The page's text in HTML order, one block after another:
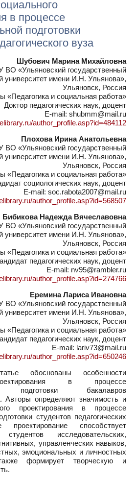
в процессе
подготовки
вуза
Шубович Марина Михайловна
«Ульяновский государственный
университет имени И.Н. Ульянова»,
Ульяновск, Россия
«Педагогика и социальная работа»
Доктор педагогических наук, доцент
E-mail: shubmm@mail.ru
author_profile.asp?id=484112
Плохова Ирина Анатольевна
«Ульяновский государственный
университет имени И.Н. Ульянова»,
Ульяновск, Россия
«Педагогика и социальная работа»
социологических наук, доцент
E-mail: soc.rabota2007@mail.ru
author_profile.asp?id=568507
Бибикова Надежда Вячеславовна
«Ульяновский государственный
университет имени И.Н. Ульянова»,
Ульяновск, Россия
«Педагогика и социальная работа»
педагогических наук, доцент
E-mail: nv95@rambler.ru
author_profile.asp?id=274766
Еремина Лариса Ивановна
«Ульяновский государственный
университет имени И.Н. Ульянова»,
Ульяновск, Россия
«Педагогика и социальная работа»
педагогических наук, доцент
E-mail: lariv73@mail.ru
author_profile.asp?id=650246
обоснованы особенности
в процессе
подготовки бакалавров
Авторы определяют значимость и
проектирования в процессе
студентов педагогических
проектирование способствует
исследовательских,
управленческих навыков,
эмоциональных и личностных
формирует творческую и